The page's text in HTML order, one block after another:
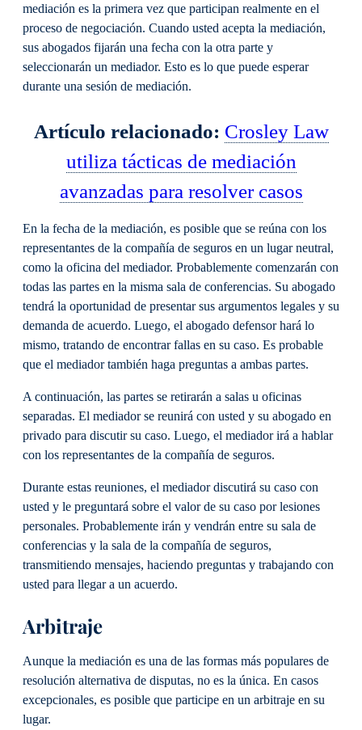
mediación es la primera vez que participan realmente en el
proceso de negociación. Cuando usted acepta la mediación,
sus abogados fijarán una fecha con la otra parte y
seleccionarán un mediador. Esto es lo que puede esperar
durante una sesión de mediación.
Artículo relacionado: Crosley Law
utiliza tácticas de mediación
avanzadas para resolver casos
En la fecha de la mediación, es posible que se reúna con los
representantes de la compañía de seguros en un lugar neutral,
como la oficina del mediador. Probablemente comenzarán con
todas las partes en la misma sala de conferencias. Su abogado
tendrá la oportunidad de presentar sus argumentos legales y su
demanda de acuerdo. Luego, el abogado defensor hará lo
mismo, tratando de encontrar fallas en su caso. Es probable
que el mediador también haga preguntas a ambas partes.
A continuación, las partes se retirarán a salas u oficinas
separadas. El mediador se reunirá con usted y su abogado en
privado para discutir su caso. Luego, el mediador irá a hablar
con los representantes de la compañía de seguros.
Durante estas reuniones, el mediador discutirá su caso con
usted y le preguntará sobre el valor de su caso por lesiones
personales. Probablemente irán y vendrán entre su sala de
conferencias y la sala de la compañía de seguros,
transmitiendo mensajes, haciendo preguntas y trabajando con
usted para llegar a un acuerdo.
Arbitraje
Aunque la mediación es una de las formas más populares de
resolución alternativa de disputas, no es la única. En casos
excepcionales, es posible que participe en un arbitraje en su
lugar.